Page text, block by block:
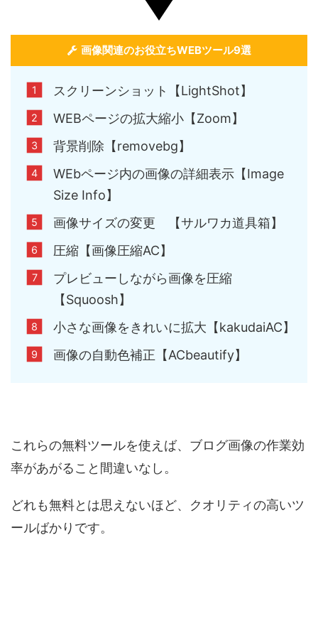
画像関連のお役立ちWEBツール9選
スクリーンショット【LightShot】
WEBページの拡大縮小【Zoom】
背景削除【removebg】
WEbページ内の画像の詳細表示【Image
Size Info】
画像サイズの変更 【サルワカ道具箱】
圧縮【画像圧縮AC】
プレビューしながら画像を圧縮
【Squoosh】
小さな画像をきれいに拡大【kakudaiAC】
画像の自動色補正【ACbeautify】
これらの無料ツールを使えば、ブログ画像の作業効
率があがること間違いなし。
どれも無料とは思えないほど、クオリティの高いツ
ールばかりです。